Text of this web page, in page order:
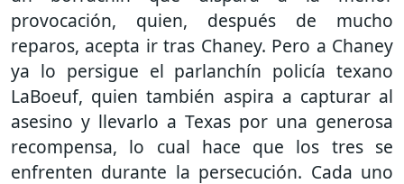
provocación, quien, después de mucho
reparos, acepta ir tras Chaney. Pero a Chaney
ya lo persigue el parlanchín policía texano
LaBoeuf, quien también aspira a capturar al
asesino y llevarlo a Texas por una generosa
recompensa, lo cual hace que los tres se
enfrenten durante la persecución. Cada uno